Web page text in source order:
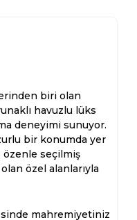
biri olan
havuzlu lüks
deneyimi sunuyor.
bir konumda yer
özenle seçilmiş
özel alanlarıyla
mahremiyetiniz